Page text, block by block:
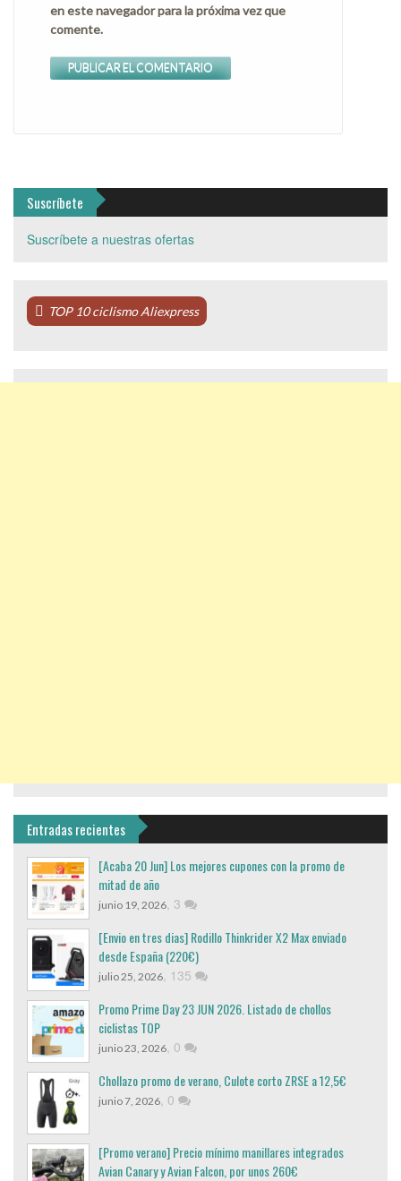
en este navegador para la próxima vez que
comente.
Suscríbete
Suscríbete a nuestras ofertas
TOP 10 ciclismo Aliexpress
Entradas recientes
[Acaba 20 Jun] Los mejores cupones con la promo de
mitad de año
junio 19, 2026, 3
[Envio en tres dias] Rodillo Thinkrider X2 Max enviado
desde España (220€)
julio 25, 2026, 135
Promo Prime Day 23 JUN 2026. Listado de chollos
ciclistas TOP
junio 23, 2026, 0
Chollazo promo de verano, Culote corto ZRSE a 12,5€
junio 7, 2026, 0
[Promo verano] Precio mínimo manillares integrados
Avian Canary y Avian Falcon, por unos 260€